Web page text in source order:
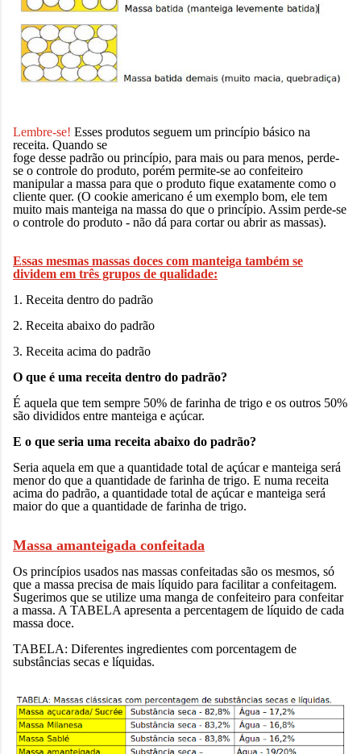
Lembre-se! Esses produtos seguem um princípio básico na
receita. Quando se
foge desse padrão ou princípio, para mais ou para menos, perde-
se o controle do produto, porém permite-se ao confeiteiro
manipular a massa para que o produto fique exatamente como o
cliente quer. (O cookie americano é um exemplo bom, ele tem
muito mais manteiga na massa do que o princípio. Assim perde-se
o controle do produto - não dá para cortar ou abrir as massas).
Essas mesmas massas doces com manteiga também se
dividem em três grupos de qualidade:
1. Receita dentro do padrão
2. Receita abaixo do padrão
3. Receita acima do padrão
O que é uma receita dentro do padrão?
É aquela que tem sempre 50% de farinha de trigo e os outros 50%
são divididos entre manteiga e açúcar.
E o que seria uma receita abaixo do padrão?
Seria aquela em que a quantidade total de açúcar e manteiga será
menor do que a quantidade de farinha de trigo. E numa receita
acima do padrão, a quantidade total de açúcar e manteiga será
maior do que a quantidade de farinha de trigo.
Massa amanteigada confeitada
Os princípios usados nas massas confeitadas são os mesmos, só
que a massa precisa de mais líquido para facilitar a confeitagem.
Sugerimos que se utilize uma manga de confeiteiro para confeitar
a massa. A TABELA apresenta a percentagem de líquido de cada
massa doce.
TABELA: Diferentes ingredientes com porcentagem de
substâncias secas e líquidas.